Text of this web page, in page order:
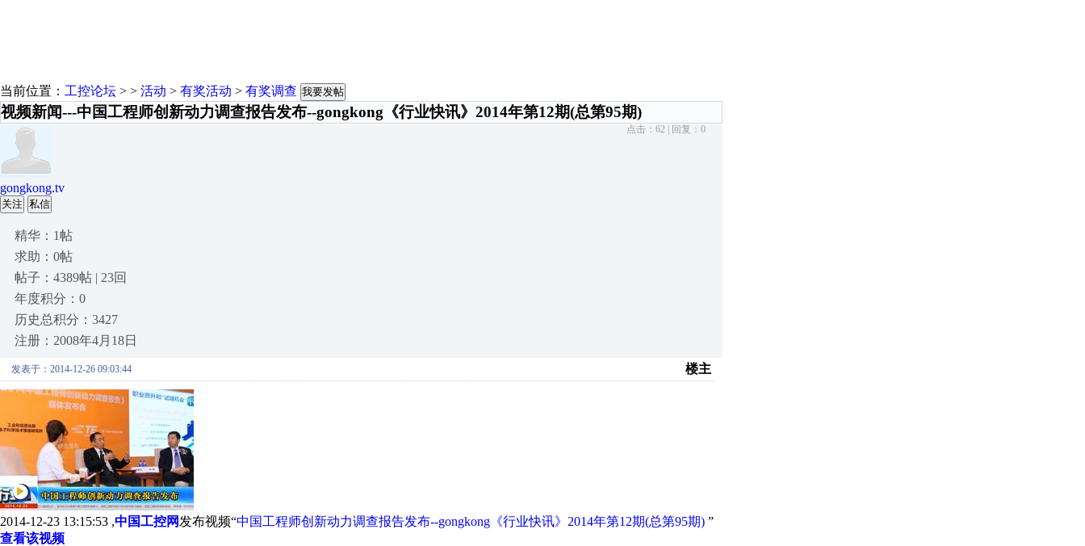
当前位置： 工控论坛 > > 活动 > 有奖活动 > 有奖调查 我要发帖
视频新闻---中国工程师创新动力调查报告发布--gongkong《行业快讯》2014年第12期(总第95期)
点击： 62 | 回复： 0
gongkong.tv
关注 私信
精华：1帖
求助：0帖
帖子：4389帖 | 23回
年度积分：0
历史总积分：3427
注册：2008年4月18日
发表于：2014-12-26 09:03:44 楼主
2014-12-23 13:15:53 ,中国工控网发布视频“中国工程师创新动力调查报告发布--gongkong《行业快讯》2014年第12期(总第95期) ”
查看该视频